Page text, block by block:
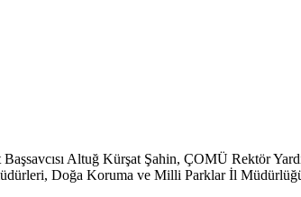
Altuğ Kürşat Şahin, ÇOMÜ Rektör
Doğa Koruma ve Milli Parklar İl Müdürlüğü